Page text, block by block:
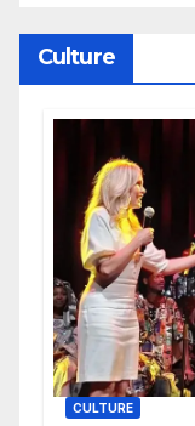
Culture
CULTURE